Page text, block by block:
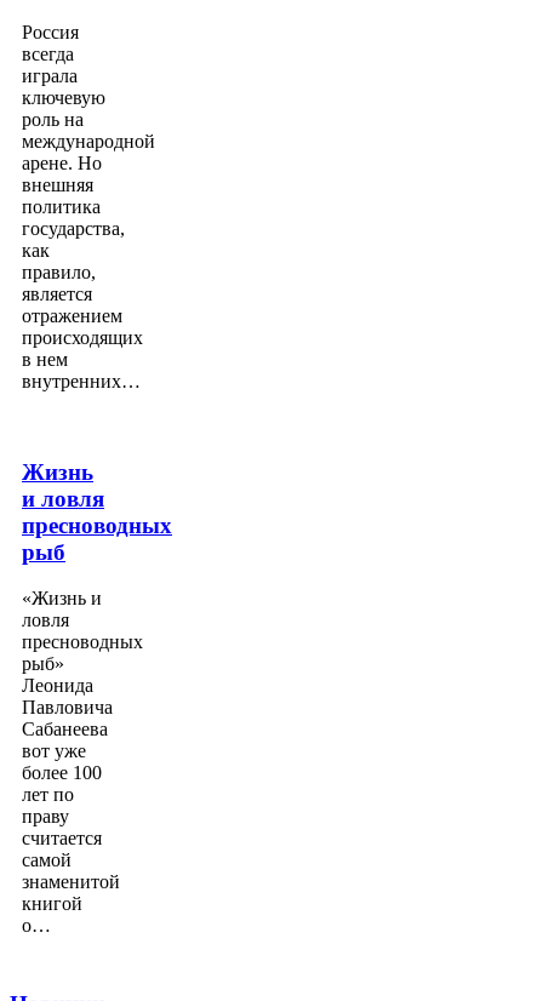
Россия
всегда
играла
ключевую
роль на
международной
арене. Но
внешняя
политика
государства,
как
правило,
является
отражением
происходящих
в нем
внутренних…
Жизнь
и ловля
пресноводных
рыб
«Жизнь и
ловля
пресноводных
рыб»
Леонида
Павловича
Сабанеева
вот уже
более 100
лет по
праву
считается
самой
знаменитой
книгой
о…